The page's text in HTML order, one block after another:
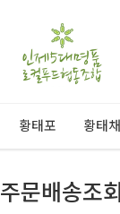
황태포 황태채
주문배송조회